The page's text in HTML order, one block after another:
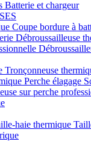
Batterie et chargeur
Coupe bordure à
Débroussailleuse
Tronçonneuse
Perche élagage
sur perche
haie thermique